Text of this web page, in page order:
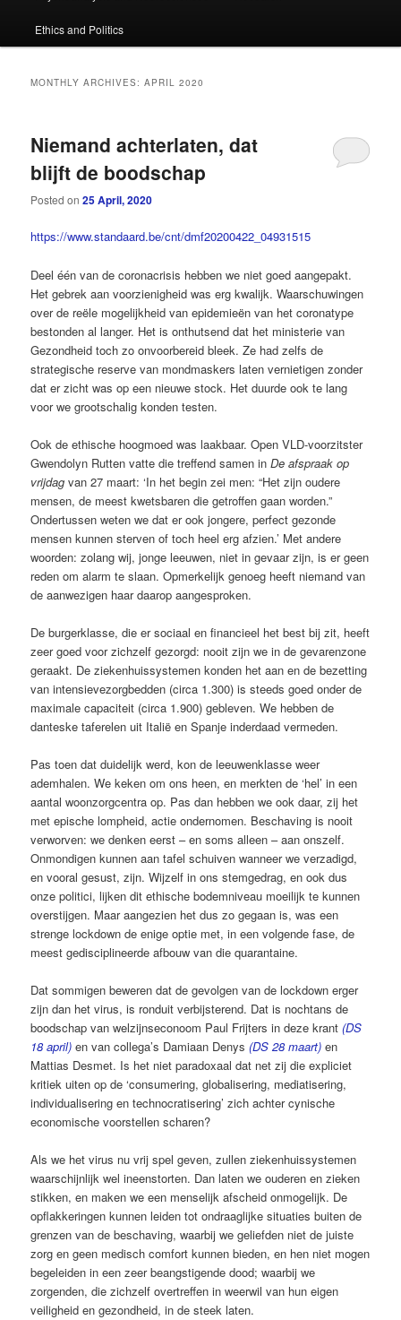
Ethics and Politics
MONTHLY ARCHIVES:APRIL 2020
Niemand achterlaten, dat
blijft de boodschap
Posted on25 April, 2020
https://www.standaard.be/cnt/dmf20200422_04931515
Deel één van de coronacrisis hebben we niet goed aangepakt.
Het gebrek aan voorzienigheid was erg kwalijk. Waarschuwingen
over de reële mogelijkheid van epidemieën van het coronatype
bestonden al langer. Het is onthutsend dat het ministerie van
Gezondheid toch zo onvoorbereid bleek. Ze had zelfs de
strategische reserve van mondmaskers laten vernietigen zonder
dat er zicht was op een nieuwe stock. Het duurde ook te lang
voor we grootschalig konden testen.
Ook de ethische hoogmoed was laakbaar. Open VLD-voorzitster
Gwendolyn Rutten vatte die treffend samen inDe afspraak op
vrijdag van 27 maart: ‘In het begin zei men: “Het zijn oudere
mensen, de meest kwetsbaren die getroffen gaan worden.”
Ondertussen weten we dat er ook jongere, perfect gezonde
mensen kunnen sterven of toch heel erg afzien.’ Met andere
woorden: zolang wij, jonge leeuwen, niet in gevaar zijn, is er geen
reden om alarm te slaan. Opmerkelijk genoeg heeft niemand van
de aanwezigen haar daarop aangesproken.
De burgerklasse, die er sociaal en financieel het best bij zit, heeft
zeer goed voor zichzelf gezorgd: nooit zijn we in de gevarenzone
geraakt. De ziekenhuissystemen konden het aan en de bezetting
van intensievezorgbedden (circa 1.300) is steeds goed onder de
maximale capaciteit (circa 1.900) gebleven. We hebben de
danteske taferelen uit Italië en Spanje inderdaad vermeden.
Pas toen dat duidelijk werd, kon de leeuwenklasse weer
ademhalen. We keken om ons heen, en merkten de ‘hel’ in een
aantal woonzorgcentra op. Pas dan hebben we ook daar, zij het
met epische lompheid, actie ondernomen. Beschaving is nooit
verworven: we denken eerst – en soms alleen – aan onszelf.
Onmondigen kunnen aan tafel schuiven wanneer we verzadigd,
en vooral gesust, zijn. Wijzelf in ons stemgedrag, en ook dus
onze politici, lijken dit ethische bodemniveau moeilijk te kunnen
overstijgen. Maar aangezien het dus zo gegaan is, was een
strenge lockdown de enige optie met, in een volgende fase, de
meest gedisciplineerde afbouw van die quarantaine.
Dat sommigen beweren dat de gevolgen van de lockdown erger
zijn dan het virus, is ronduit verbijsterend. Dat is nochtans de
boodschap van welzijnseconoom Paul Frijters in deze krant(DS
18 april) en van collega’s Damiaan Denys(DS 28 maart) en
Mattias Desmet. Is het niet paradoxaal dat net zij die expliciet
kritiek uiten op de ‘consumering, globalisering, mediatisering,
individualisering en technocratisering’ zich achter cynische
economische voorstellen scharen?
Als we het virus nu vrij spel geven, zullen ziekenhuissystemen
waarschijnlijk wel ineenstorten. Dan laten we ouderen en zieken
stikken, en maken we een menselijk afscheid onmogelijk. De
opflakkeringen kunnen leiden tot ondraaglijke situaties buiten de
grenzen van de beschaving, waarbij we geliefden niet de juiste
zorg en geen medisch comfort kunnen bieden, en hen niet mogen
begeleiden in een zeer beangstigende dood; waarbij we
zorgenden, die zichzelf overtreffen in weerwil van hun eigen
veiligheid en gezondheid, in de steek laten.